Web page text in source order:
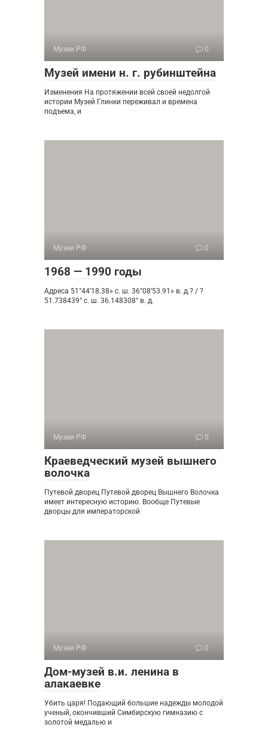
Музеи РФ 0
Музей имени н. г. рубинштейна
Изменения На протяжении всей своей недолгой
истории Музей Глинки переживал и времена
подъема, и
Музеи РФ 0
1968 — 1990 годы
Адреса 51°44’18.38» с. ш. 36°08’53.91» в. д.? / ?
51.738439° с. ш. 36.148308° в. д.
Музеи РФ 0
Краеведческий музей вышнего
волочка
Путевой дворец Путевой дворец Вышнего Волочка
имеет интересную историю. Вообще Путевые
дворцы для императорской
Музеи РФ 0
Дом-музей в.и. ленина в
алакаевке
Убить царя! Подающий большие надежды молодой
ученый, окончивший Симбирскую гимназию с
золотой медалью и